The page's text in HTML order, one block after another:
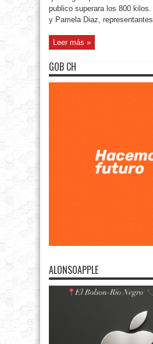
publico superara los 800
y Pamela Diaz,
Leer más »
GOB CH
ALONSOAPPLE